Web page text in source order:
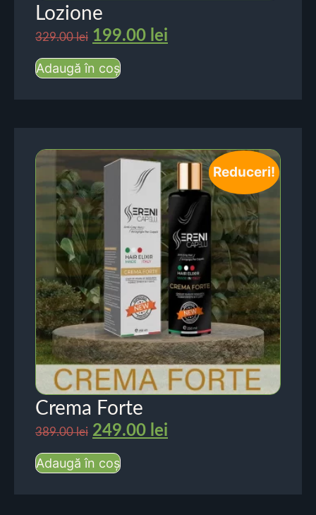
Lozione
329.00lei 199.00 lei
Adaugă în coș
Reduceri!
Crema Forte
389.00lei 249.00 lei
Adaugă în coș